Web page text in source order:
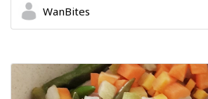
WanBites